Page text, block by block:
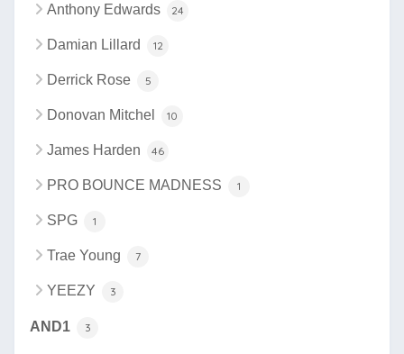
Anthony Edwards 24
Damian Lillard 12
Derrick Rose 5
Donovan Mitchel 10
James Harden 46
PRO BOUNCE MADNESS 1
SPG 1
Trae Young 7
YEEZY 3
AND1 3